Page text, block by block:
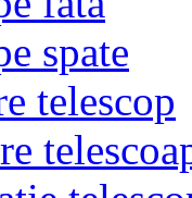
spate
telescop